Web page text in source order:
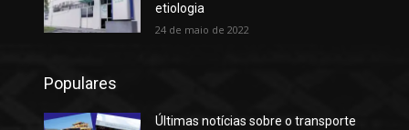
etiologia
24 de maio de 2022
Populares
Últimas notícias sobre o transporte